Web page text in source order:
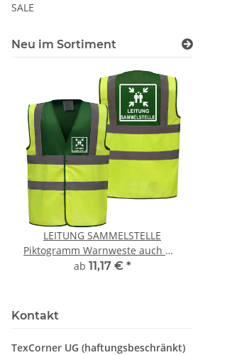
SALE
Neu im Sortiment
LEITUNG SAMMELSTELLE
Piktogramm Warnweste auch mit
vielen Taschen S-3XL
ab 11,17 € *
Kontakt
TexCorner UG (haftungsbeschränkt)